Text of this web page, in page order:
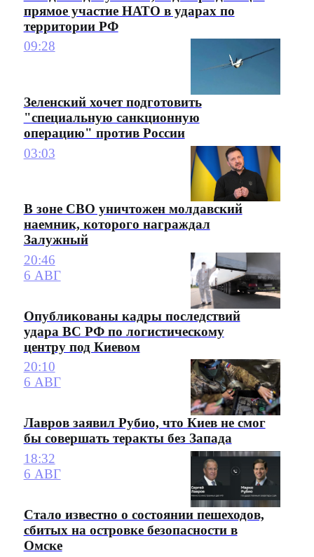
прямое участие НАТО в ударах по
территории РФ
09:28
Зеленский хочет подготовить
"специальную санкционную
операцию" против России
03:03
В зоне СВО уничтожен молдавский
наемник, которого награждал
Залужный
20:46
6 АВГ
Опубликованы кадры последствий
удара ВС РФ по логистическому
центру под Киевом
20:10
6 АВГ
Лавров заявил Рубио, что Киев не смог
бы совершать теракты без Запада
18:32
6 АВГ
Стало известно о состоянии пешеходов,
сбитых на островке безопасности в
Омске